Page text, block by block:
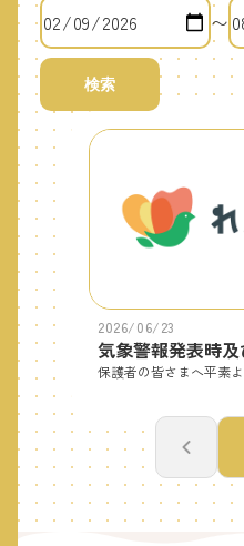
〜
検索
2026/06/23